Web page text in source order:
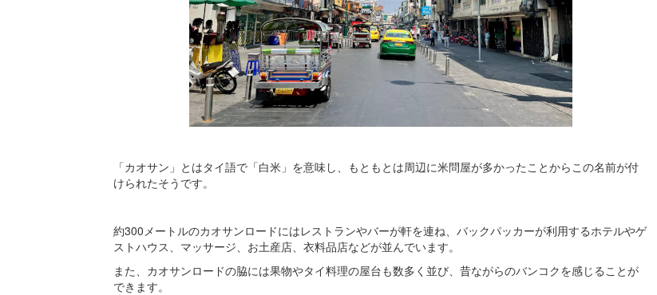
「カオサン」とはタイ語で「白米」を意味し、もともとは周辺に米問屋が多かったことからこの名前が付
けられたそうです。
約300メートルのカオサンロードにはレストランやバーが軒を連ね、バックパッカーが利用するホテルやゲ
ストハウス、マッサージ、お土産店、衣料品店などが並んでいます。
また、カオサンロードの脇には果物やタイ料理の屋台も数多く並び、昔ながらのバンコクを感じることが
できます。